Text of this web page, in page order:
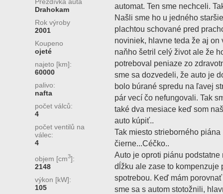
Přezdívka auta
Drahokam
Rok výroby
2001
Koupeno
ojeté
najeto [km]:
60000
palivo:
nafta
počet válců:
4
počet ventilů na
válec:
4
objem [cm3]:
2148
výkon [kW]:
105
automat. Ten sme nechceli.
Našli sme ho u jedného
plachtou schované pred
noviniek, hlavne teda že aj on
naňho šetril celý život ale že
potreboval peniaze zo
sme sa dozvedeli, že auto je
bolo búrané spredu na ľavej
pár vecí čo nefungovali. Tak
také dva mesiace keď som
auto kúpiť..
Tak miesto strieborného
čierne...Céčko..
Auto je oproti piánu
dĺžku ale zase to kompenzuje
spotrebou. Keď mám
sme sa s autom stotožnili,